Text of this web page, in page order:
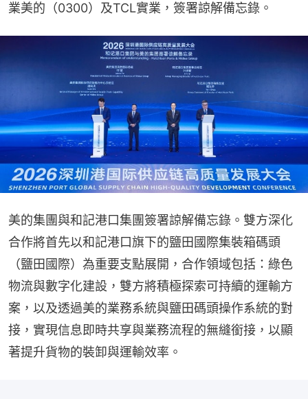
業美的（0300）及TCL實業，簽署諒解備忘錄。
美的集團與和記港口集團簽署諒解備忘錄。雙方深化
合作將首先以和記港口旗下的鹽田國際集裝箱碼頭
（鹽田國際）為重要支點展開，合作領域包括：綠色
物流與數字化建設，雙方將積極探索可持續的運輸方
案，以及透過美的業務系統與鹽田碼頭操作系統的對
接，實現信息即時共享與業務流程的無縫銜接，以顯
著提升貨物的裝卸與運輸效率。